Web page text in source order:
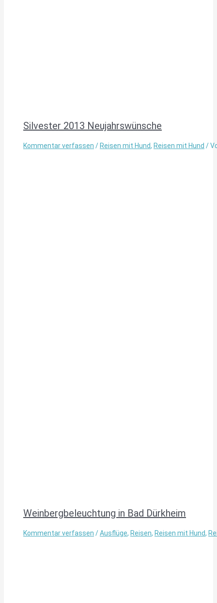
Silvester 2013 Neujahrswünsche
Kommentar verfassen / Reisen mit Hund, Reisen mit Hund /
Weinbergbeleuchtung in Bad Dürkheim
Kommentar verfassen /Ausflüge, Reisen, Reisen mit Hund,